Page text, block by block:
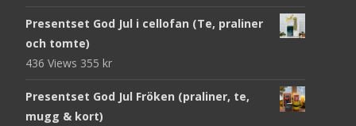
Presentset God Jul i cellofan (Te, praliner
och tomte)
436 Views 355 kr
Presentset God Jul Fröken (praliner, te,
mugg & kort)